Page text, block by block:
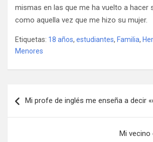
mismas en las que me ha vuelto a hacer
como aquella vez que me hizo su mujer.
Etiquetas: 18 años, estudiantes, Familia,
Menores
de
Mi profe de inglés me enseña a decir
Mi vecino